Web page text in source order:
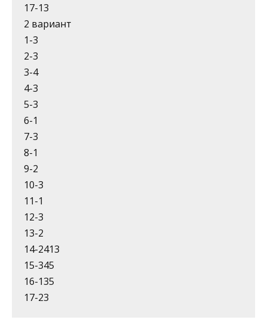
17-13
2 вариант
1-3
2-3
3-4
4-3
5-3
6-1
7-3
8-1
9-2
10-3
11-1
12-3
13-2
14-2413
15-345
16-135
17-23